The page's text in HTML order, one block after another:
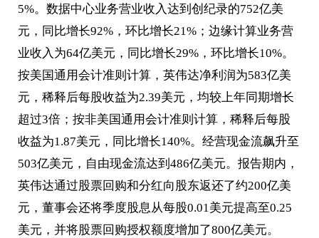
5%。数据中心业务营业收入达到创纪录的752亿美
元，同比增长92%，环比增长21%；边缘计算业务营
业收入为64亿美元，同比增长29%，环比增长10%。
按美国通用会计准则计算，英伟达净利润为583亿美
元，稀释后每股收益为2.39美元，均较上年同期增长
超过3倍；按非美国通用会计准则计算，稀释后每股
收益为1.87美元，同比增长140%。经营现金流飙升至
503亿美元，自由现金流达到486亿美元。报告期内，
英伟达通过股票回购和分红向股东返还了约200亿美
元，董事会还将季度股息从每股0.01美元提高至0.25
美元，并将股票回购授权额度增加了800亿美元。